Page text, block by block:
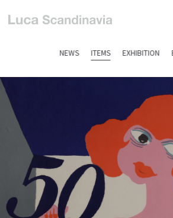
NEWS ITEMS EXHIBITION